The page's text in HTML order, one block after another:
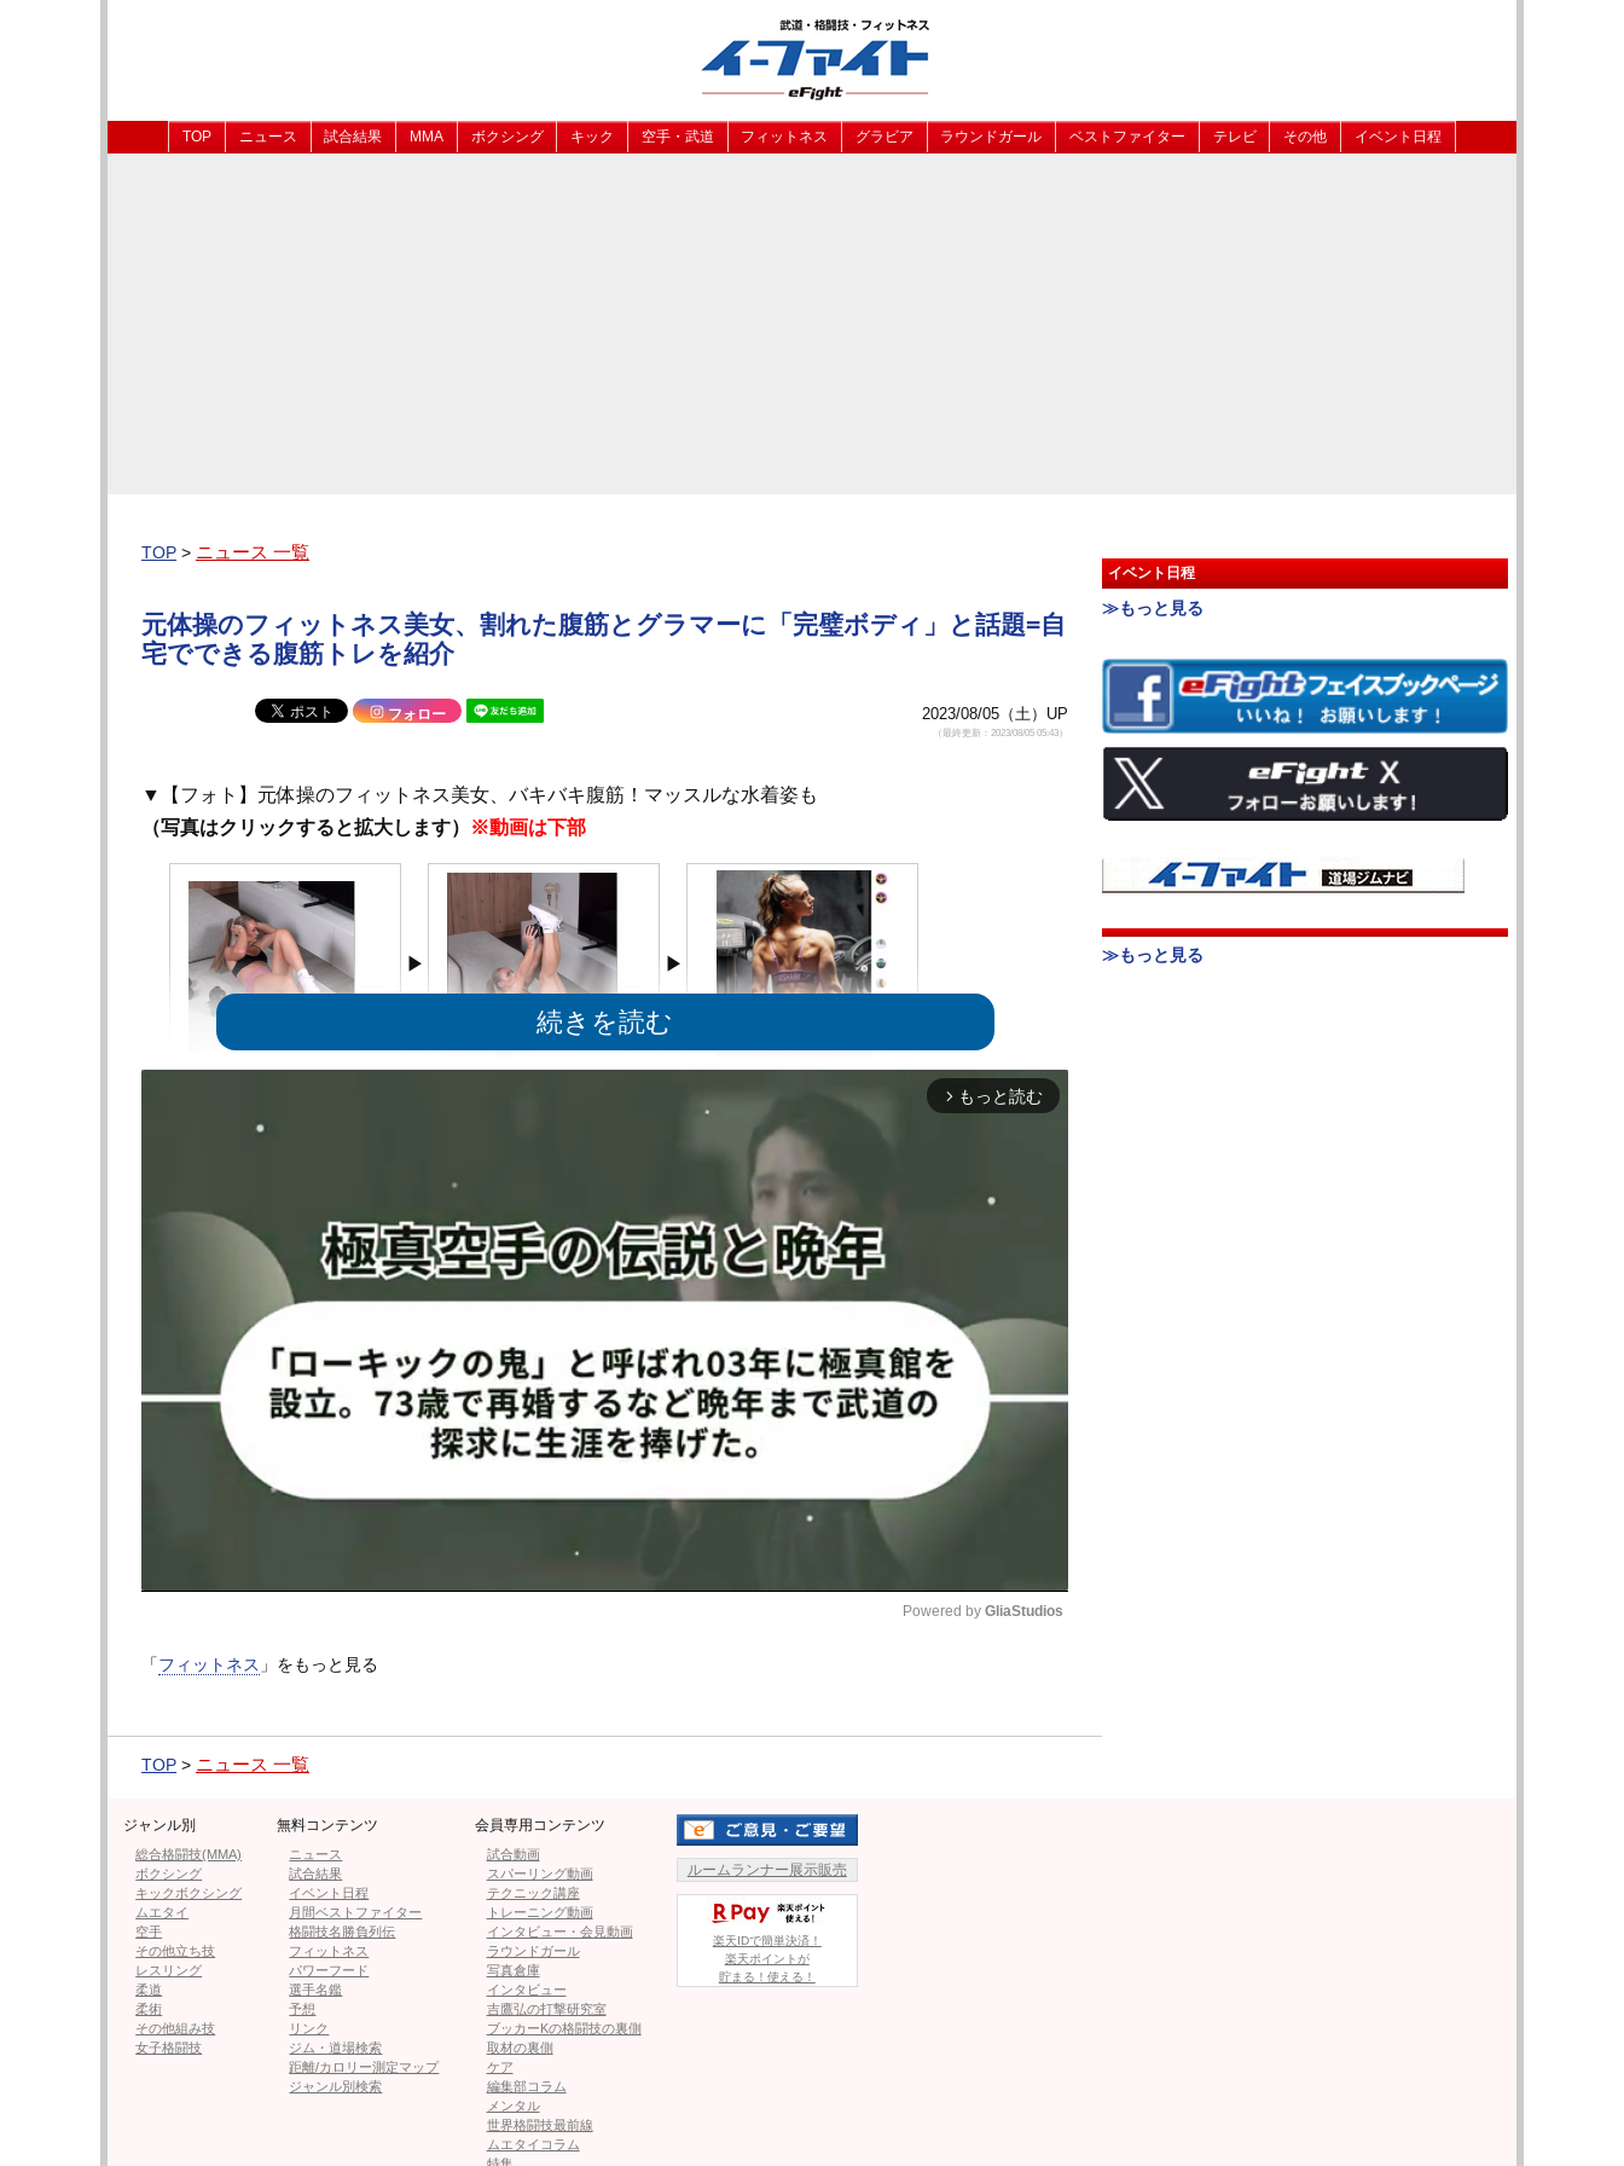
TOP ニュース 試合結果 MMA ボクシング キック 空手・武道 フィットネス グラビア ラウンドガール ベストファイター テレビ その他 イベント日程
TOP > ニュース 一覧
元体操のフィットネス美女、割れた腹筋とグラマーに「完璧ボディ」と話題=自
宅でできる腹筋トレを紹介
フォロー 2023/08/05（土）UP
（最終更新：2023/08/05 05:43）
▼【フォト】元体操のフィットネス美女、バキバキ腹筋！マッスルな水着姿も
（写真はクリックすると拡大します）
※動画は下部
モデル業もこなすクーシェ＠
guusjeより
腹筋はバキバキだ＠guusjeより 動画ページはページ下部▶︎表示さ
れない場合はこちら
【動画】元体操のフィットネス美女、バキバキ腹筋！自宅で出来る腹筋トレを紹介
この投稿をInstagramで見る
Guusje van Geel(@guusje)がシェアした投稿
◀︎このフォト＆動画の記事にもどる
1
arrow_forward_ios もっと読む
Powered by GliaStudios
「フィットネス 」をもっと見る
TOP > ニュース 一覧
イベント日程
≫もっと見る
≫もっと見る
ジャンル別
総合格闘技(MMA)
ボクシング
キックボクシング
ムエタイ
空手
その他立ち技
レスリング
柔道
柔術
その他組み技
女子格闘技
無料コンテンツ
ニュース
試合結果
イベント日程
月間ベストファイター
格闘技名勝負列伝
フィットネス
パワーフード
選手名鑑
予想
リンク
ジム・道場検索
距離/カロリー測定マップ
ジャンル別検索
会員専用コンテンツ
試合動画
スパーリング動画
テクニック講座
トレーニング動画
インタビュー・会見動画
ラウンドガール
写真倉庫
インタビュー
吉鷹弘の打撃研究室
ブッカーKの格闘技の裏側
取材の裏側
ケア
編集部コラム
メンタル
世界格闘技最前線
ムエタイコラム
ルームランナー展示販売
楽天IDで簡単決済！
楽天ポイントが
貯まる！使える！